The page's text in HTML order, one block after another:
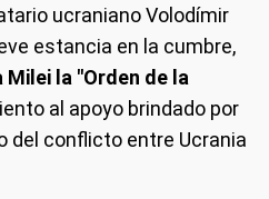
ucraniano Volodímir
estancia en la cumbre,
la "Orden de la
al apoyo brindado por
del conflicto entre Ucrania